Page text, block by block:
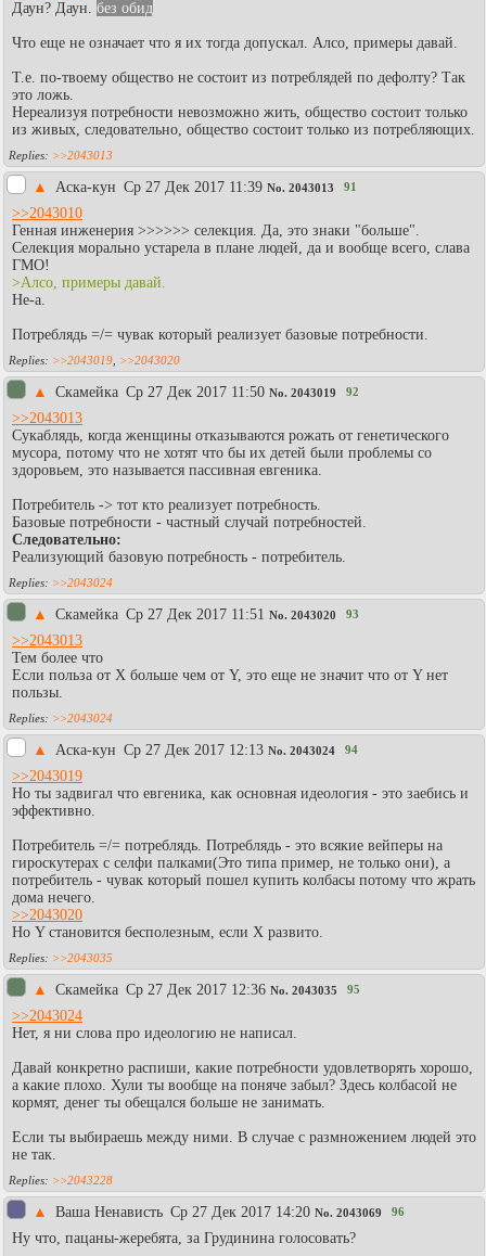
Даун? Даун. без обид
Что еще не означает что я их тогда допускал. Алсо, примеры давай.
Т.е. по-твоему общество не состоит из потреблядей по дефолту? Так
это ложь.
Нереализуя потребности невозможно жить, общество состоит только
из живых, следовательно, общество состоит только из потребляющих.
>>2043013
▲ Аска-кун Ср 27 Дек 2017 11:39 No. 2043013 91
>>2043010
Генная инженерия >>>>>> селекция. Да, это знаки "больше".
Селекция морально устарела в плане людей, да и вообще всего, слава
ГМО!
>Алсо, примеры давай.
Не-а.
Потреблядь =/= чувак который реализует базовые потребности.
>>2043019 >>2043020
▲ Скамейка Ср 27 Дек 2017 11:50 No. 2043019 92
>>2043013
Сукаблядь, когда женщины отказываются рожать от генетического
мусора, потому что не хотят что бы их детей были проблемы со
здоровьем, это называется пассивная евгеника.
Потребитель -> тот кто реализует потребность.
Базовые потребности - частный случай потребностей.
Следовательно:
Реализующий базовую потребность - потребитель.
>>2043024
▲ Скамейка Ср 27 Дек 2017 11:51 No. 2043020 93
>>2043013
Тем более что
Если польза от X больше чем от Y, это еще не значит что от Y нет
пользы.
>>2043024
▲ Аска-кун Ср 27 Дек 2017 12:13 No. 2043024 94
>>2043019
Но ты задвигал что евгеника, как основная идеология - это заебись и
эффективно.
Потребитель =/= потреблядь. Потреблядь - это всякие вейперы на
гироскутерах с селфи палками(Это типа пример, не только они), а
потребитель - чувак который пошел купить колбасы потому что жрать
дома нечего.
>>2043020
Но Y становится бесполезным, если X развито.
>>2043035
▲ Скамейка Ср 27 Дек 2017 12:36 No. 2043035 95
>>2043024
Нет, я ни слова про идеологию не написал.
Давай конкретно распиши, какие потребности удовлетворять хорошо,
а какие плохо. Хули ты вообще на поняче забыл? Здесь колбасой не
кормят, денег ты обещался больше не занимать.
Если ты выбираешь между ними. В случае с размножением людей это
не так.
>>2043228
▲ Ваша Ненависть Ср 27 Дек 2017 14:20 No. 2043069 96
Ну что, пацаны-жеребята, за Грудинина голосовать?